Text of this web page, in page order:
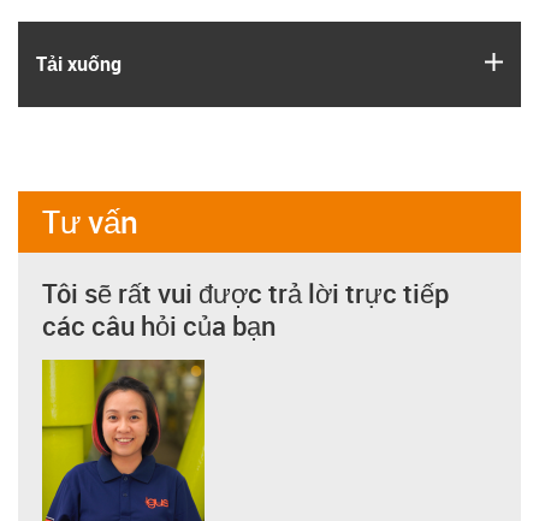
Tải xuống
Tư vấn
Tôi sẽ rất vui được trả lời trực tiếp
các câu hỏi của bạn